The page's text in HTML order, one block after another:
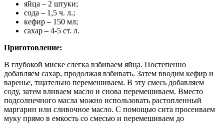
яйца – 2 штуки;
сода – 1,5 ч. л.;
кефир – 150 мл;
сахар – 4-5 ст. л.
Приготовление:
В глубокой миске слегка взбиваем яйца. Постепенно
добавляем сахар, продолжая взбивать. Затем вводим кефир и
варенье, тщательно перемешиваем. В эту смесь добавляем
соду, затем вливаем масло и снова перемешиваем. Вместо
подсолнечного масла можно использовать растопленный
маргарин или сливочное масло. С помощью сита просеиваем
муку прямо в емкость со смесью и перемешиваем до